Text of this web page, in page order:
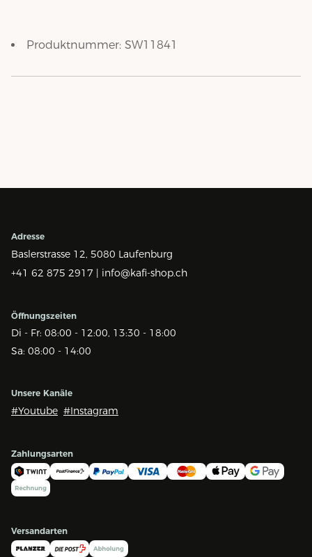
Produktnummer: SW11841
Adresse
Baslerstrasse 12, 5080 Laufenburg
+41 62 875 2917 | info@kafi-shop.ch
Öffnungszeiten
Di - Fr: 08:00 - 12:00, 13:30 - 18:00
Sa: 08:00 - 14:00
Unsere Kanäle
#Youtube #Instagram
Zahlungsarten
Versandarten